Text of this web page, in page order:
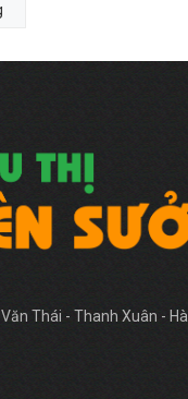
Thái - Thanh Xuân - Hà